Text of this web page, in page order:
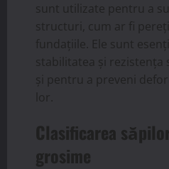
sunt utilizate pentru a
structuri, cum ar fi
fundațiile. Ele sunt
stabilitatea și
și pentru a preveni
lor.
Clasificarea
grosime